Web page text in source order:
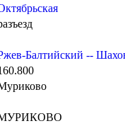
Балтийский --